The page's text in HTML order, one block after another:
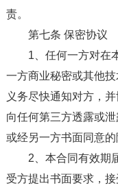
责。
第七条 保密协议
1、任何一方对在
一方商业秘密或其他
义务尽快通知对方，
向任何第三方透露或
或经另一方书面同意的
2、本合同有效期
受方提出书面要求，